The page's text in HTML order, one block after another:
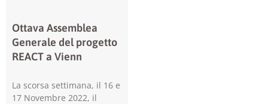
Ottava Assemblea
Generale del progetto
REACT a Vienn
La scorsa settimana, il 16 e
17 Novembre 2022, il